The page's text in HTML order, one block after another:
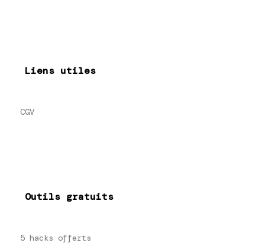
Liens utiles
CGV
Outils gratuits
5 hacks offerts